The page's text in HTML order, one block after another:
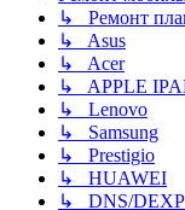
↳ Ремонт
↳ Asus
↳ Acer
↳ APPLE
↳ Lenovo
↳ Samsung
↳ Prestigio
↳ HUAWEI
↳ DNS/DEXP